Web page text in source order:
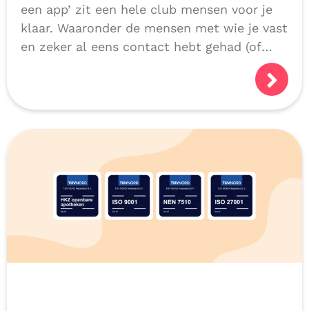
een app’ zit een hele club mensen voor je
klaar. Waaronder de mensen met wie je vast
en zeker al eens contact hebt gehad (of